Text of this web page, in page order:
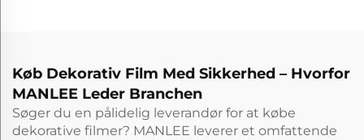
Køb Dekorativ Film Med Sikkerhed – Hvorfor
MANLEE Leder Branchen
Søger du en pålidelig leverandør for at købe
dekorative filmer? MANLEE leverer et omfattende